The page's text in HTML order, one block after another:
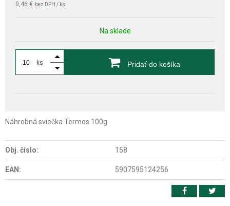
0,46 € bez DPH / ks
Na sklade
ks Pridať do košíka
Náhrobná sviečka Termos 100g
Obj. čislo: 158
EAN: 5907595124256